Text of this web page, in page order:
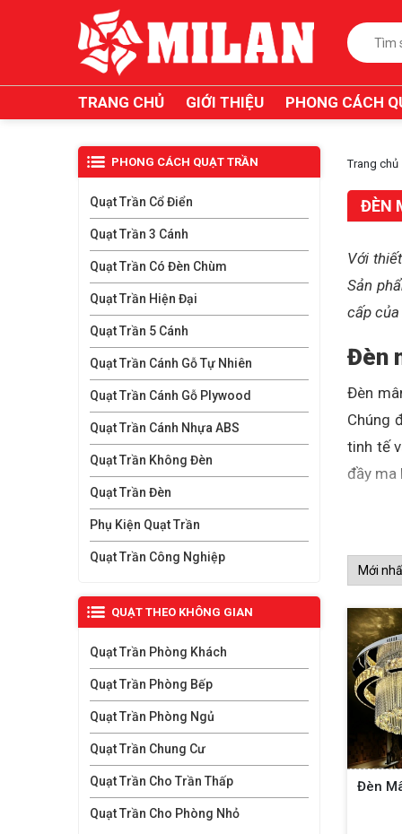
TRANG CHỦ GIỚI THIỆU PHONG CÁCH
PHONG CÁCH QUẠT TRẦN
Quạt Trần Cổ Điển
Quạt Trần 3 Cánh
Quạt Trần Có Đèn Chùm
Quạt Trần Hiện Đại
Quạt Trần 5 Cánh
Quạt Trần Cánh Gỗ Tự Nhiên
Quạt Trần Cánh Gỗ Plywood
Quạt Trần Cánh Nhựa ABS
Quạt Trần Không Đèn
Quạt Trần Đèn
Phụ Kiện Quạt Trần
Quạt Trần Công Nghiệp
QUẠT THEO KHÔNG GIAN
Quạt Trần Phòng Khách
Quạt Trần Phòng Bếp
Quạt Trần Phòng Ngủ
Quạt Trần Chung Cư
Quạt Trần Cho Trần Thấp
Quạt Trần Cho Phòng Nhỏ
Trang chủ
ĐÈN
Với
Sản
cấp
Đèn
Đèn
Chúng
tinh tế
đầy ma
sáng
chúng
trọng.
theo
quý
Đèn
nhau
Đèn